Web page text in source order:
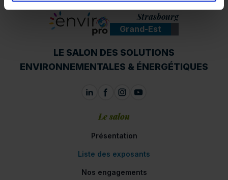
Strasbourg
Grand-Est
LE SALON DES SOLUTIONS
ENVIRONNEMENTALES & ÉNERGÉTIQUES
Le salon
Présentation
Liste des exposants
Nos engagements